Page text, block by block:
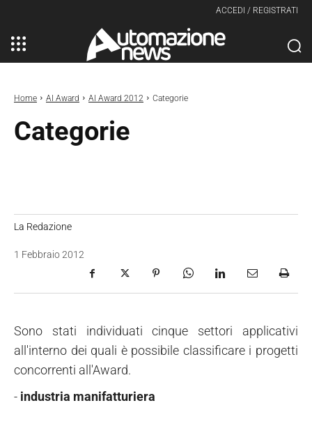
ACCEDI / REGISTRATI
Home AI Award AI Award 2012 Categorie
Categorie
La Redazione
1 Febbraio 2012
Sono stati individuati cinque settori applicativi
all'interno dei quali è possibile classificare i progetti
concorrenti all'Award.
- industria manifatturiera